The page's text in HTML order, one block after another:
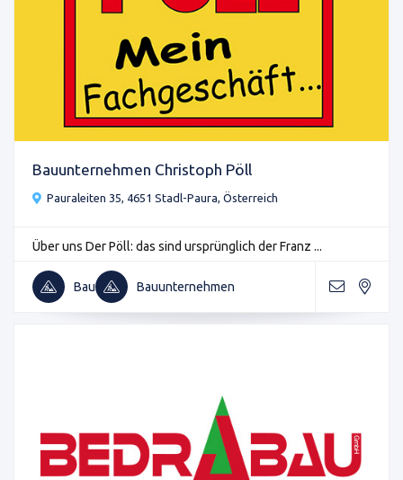
Bauunternehmen Christoph Pöll
Pauraleiten 35, 4651 Stadl-Paura, Österreich
Über uns Der Pöll: das sind ursprünglich der Franz ...
Bau Bauunternehmen